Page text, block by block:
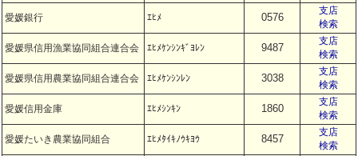
愛媛銀行 ｴﾋﾒ 0576
支店
検索
愛媛県信用漁業協同組合連合会 ｴﾋﾒｹﾝｼﾝｷﾞﾖﾚﾝ 9487
支店
検索
愛媛県信用農業協同組合連合会 ｴﾋﾒｹﾝｼﾝﾚﾝ 3038
支店
検索
愛媛信用金庫 ｴﾋﾒｼﾝｷﾝ 1860
支店
検索
愛媛たいき農業協同組合 ｴﾋﾒﾀｲｷﾉｳｷﾖｳ 8457
支店
検索